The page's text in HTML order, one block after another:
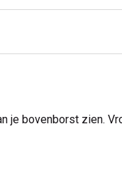
je bovenborst zien.